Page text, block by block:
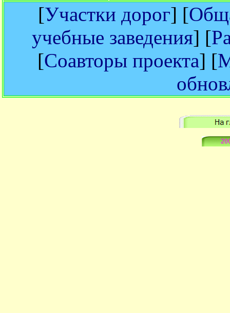
[Участки дорог] [
учебные заведения] [
[Соавторы проекта] [